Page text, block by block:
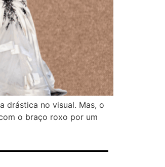
drástica no visual. Mas, o
o braço roxo por um